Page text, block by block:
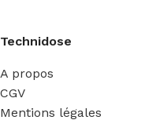
Technidose
A propos
CGV
Mentions légales